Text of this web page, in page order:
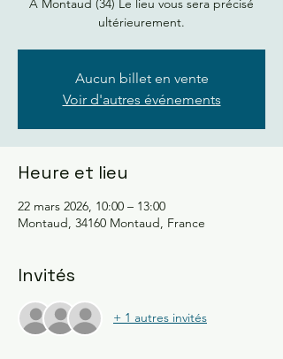
À Montaud (34) Le lieu vous sera précisé
ultérieurement.
Aucun billet en vente
Voir d'autres événements
Heure et lieu
22 mars 2026, 10:00 – 13:00
Montaud, 34160 Montaud, France
Invités
+ 1 autres invités